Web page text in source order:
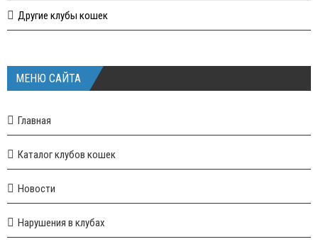
Другие клубы кошек
МЕНЮ САЙТА
Главная
Каталог клубов кошек
Новости
Нарушения в клубах